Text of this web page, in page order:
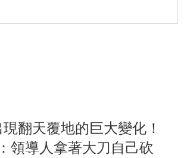
現翻天覆地的巨大變化！
領導人拿著大刀自己砍